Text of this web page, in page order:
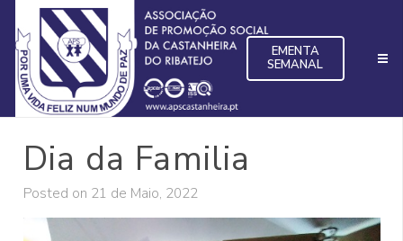
EMENTA
SEMANAL
Dia da Familia
Posted on 21 de Maio, 2022